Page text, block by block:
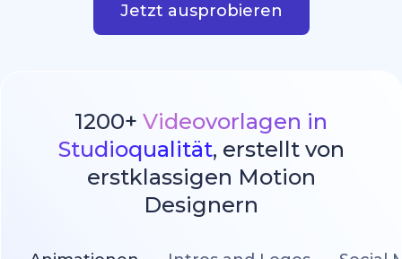
Jetzt ausprobieren
1200+ Videovorlagen in
Studioqualität, erstellt von
erstklassigen Motion
Designern